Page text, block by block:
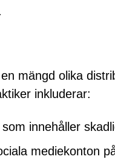
mängd olika
inkluderar:
innehåller
mediekonton